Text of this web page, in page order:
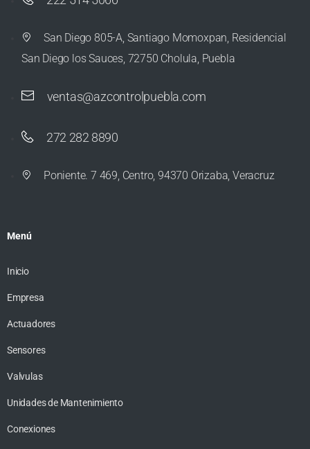
San Diego 805-A, Santiago Momoxpan, Residencial
San Diego los Sauces, 72750 Cholula, Puebla
ventas@azcontrolpuebla.com
272 282 8890
Poniente. 7 469, Centro, 94370 Orizaba, Veracruz
Menú
Inicio
Empresa
Actuadores
Sensores
Valvulas
Unidades de Mantenimiento
Conexiones